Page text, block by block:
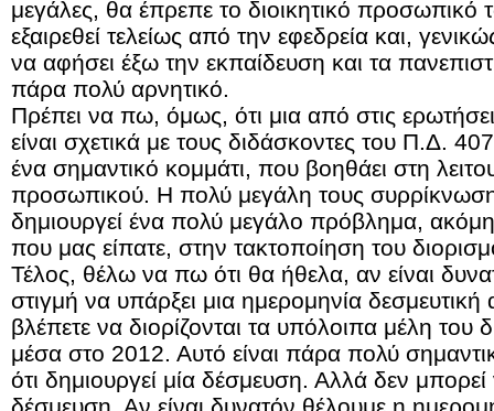
μεγάλες, θα έπρεπε το διοικητικό προσωπικό
εξαιρεθεί τελείως από την εφεδρεία και,
να αφήσει έξω την εκπαίδευση και τα
πάρα πολύ αρνητικό.
Πρέπει να πω, όμως, ότι μια από στις
είναι σχετικά με τους διδάσκοντες του Π.Δ.
ένα σημαντικό κομμάτι, που βοηθάει στη
προσωπικού. Η πολύ μεγάλη τους
δημιουργεί ένα πολύ μεγάλο πρόβλημα,
που μας είπατε, στην τακτοποίηση του
Τέλος, θέλω να πω ότι θα ήθελα, αν είναι
στιγμή να υπάρξει μια ημερομηνία
βλέπετε να διορίζονται τα υπόλοιπα μέλη του
μέσα στο 2012. Αυτό είναι πάρα πολύ
ότι δημιουργεί μία δέσμευση. Αλλά δεν μπορεί